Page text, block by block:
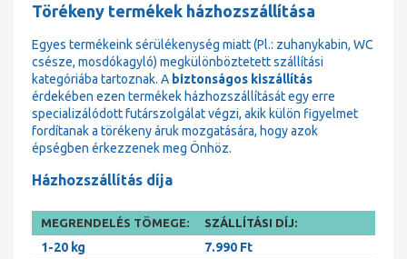
Törékeny termékek házhozszállítása
Egyes termékeink sérülékenység miatt (Pl.: zuhanykabin, WC
csésze, mosdókagyló) megkülönböztetett szállítási
kategóriába tartoznak. A biztonságos kiszállítás
érdekében ezen termékek házhozszállítását egy erre
specializálódott futárszolgálat végzi, akik külön figyelmet
fordítanak a törékeny áruk mozgatására, hogy azok
épségben érkezzenek meg Önhöz.
Házhozszállítás díja
MEGRENDELÉS TÖMEGE: SZÁLLÍTÁSI DÍJ:
1-20 kg
7.990 Ft